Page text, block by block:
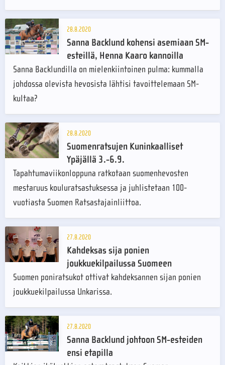
28.8.2020
Sanna Backlund kohensi asemiaan SM-
esteillä, Henna Kaaro kannoilla
Sanna Backlundilla on mielenkiintoinen pulma: kummalla
johdossa olevista hevosista lähtisi tavoittelemaan SM-
kultaa?
28.8.2020
Suomenratsujen Kuninkaalliset
Ypäjällä 3.-6.9.
Tapahtumaviikonloppuna ratkotaan suomenhevosten
mestaruus kouluratsastuksessa ja juhlistetaan 100-
vuotiasta Suomen Ratsastajainliittoa.
27.8.2020
Kahdeksas sija ponien
joukkuekilpailussa Suomeen
Suomen poniratsukot ottivat kahdeksannen sijan ponien
joukkuekilpailussa Unkarissa.
27.8.2020
Sanna Backlund johtoon SM-esteiden
ensi etapilla